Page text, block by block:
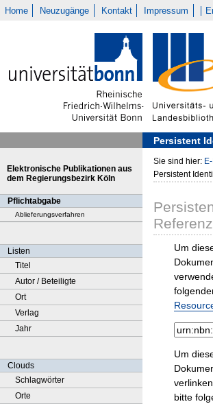
Home Neuzugänge Kontakt Impressum
Persistent
Elektronische Publikationen aus
dem Regierungsbezirk Köln
Pflichtabgabe
Ablieferungsverfahren
Listen
Titel
Autor / Beteiligte
Ort
Verlag
Jahr
Clouds
Schlagwörter
Orte
Sie sind hier:
Persistent
Um
Um
bitte